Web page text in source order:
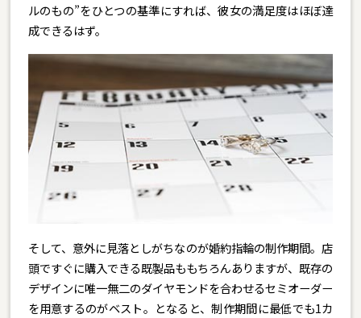
ルのもの”をひとつの基準にすれば、彼女の満足度はほぼ達
成できるはず。
そして、意外に見落としがちなのが婚約指輪の制作期間。店
頭ですぐに購入できる既製品ももちろんありますが、既存の
デザインに唯一無二のダイヤモンドを合わせるセミオーダー
を用意するのがベスト。となると、制作期間に最低でも1カ